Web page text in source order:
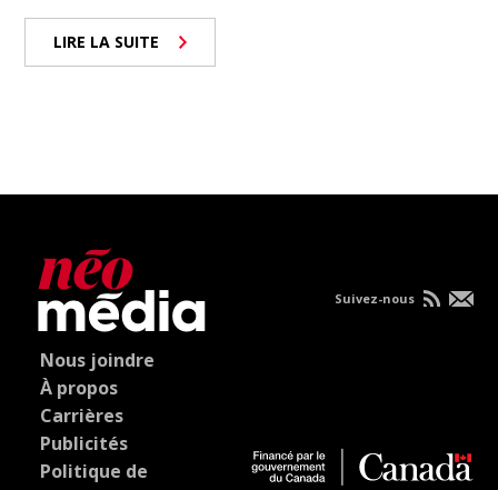
LIRE LA SUITE
Nous joindre
À propos
Carrières
Publicités
Politique de
Suivez-nous